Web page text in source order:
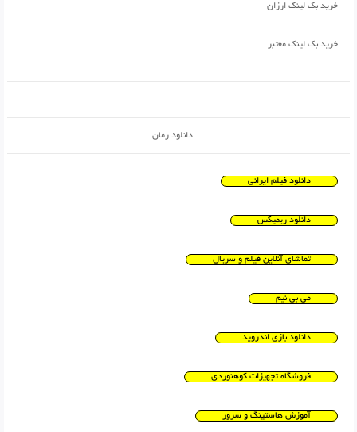
خرید بک لینک ارزان
خرید بک لینک معتبر
دانلود رمان
دانلود فیلم ایرانی
دانلود ریمیکس
تماشای آنلاین فیلم و سریال
می بی نیم
دانلود بازی اندروید
فروشگاه تجهیزات کوهنوردی
آموزش هاستینگ و سرور